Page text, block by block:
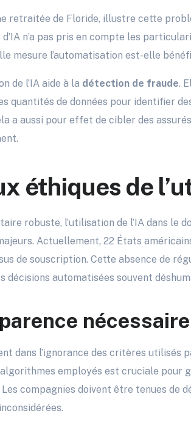
retraitée de Floride, illustre cette
n’a pas pris en compte les
mesure l’automatisation est-elle
de l’IA aide à la détection de fraude.
quantités de données pour identifier
a aussi pour effet de cibler des
éthiques de
robuste, l’utilisation de l’IA dans le
Actuellement, 22 États
de souscription. Cette absence de
décisions automatisées souvent
nécessaire
dans l’ignorance des critères utilisés
employés est cruciale pour
compagnies doivent être tenues de